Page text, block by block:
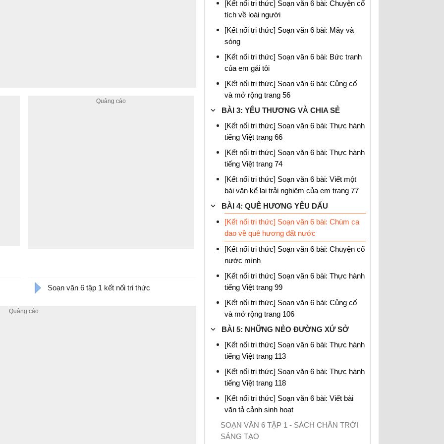
Soạn văn 6 tập 1 kết nối tri thức
[Kết nối tri thức] Soạn văn 6 bài: Chuyện cổ
tích về loài người
[Kết nối tri thức] Soạn văn 6 bài: Mây và
sóng
[Kết nối tri thức] Soạn văn 6 bài: Bức tranh
của em gái tôi
[Kết nối tri thức] Soạn văn 6 bài: Củng cố
và mở rộng trang 56
BÀI 3: YÊU THƯƠNG VÀ CHIA SẺ
[Kết nối tri thức] Soạn văn 6 bài: Thực hành
tiếng Việt trang 66
[Kết nối tri thức] Soạn văn 6 bài: Thực hành
tiếng Việt trang 74
[Kết nối tri thức] Soạn văn 6 bài: Viết một
bài văn kể lại trải nghiệm của em trang 77
BÀI 4: QUÊ HƯƠNG YÊU DẤU
[Kết nối tri thức] Soạn văn 6 bài: Chùm ca
dao về quê hương đất nước
[Kết nối tri thức] Soạn văn 6 bài: Chuyện cổ
nước mình
[Kết nối tri thức] Soạn văn 6 bài: Thực hành
tiếng Việt trang 99
[Kết nối tri thức] Soạn văn 6 bài: Củng cố
và mở rộng trang 106
BÀI 5: NHỮNG NẺO ĐƯỜNG XỨ SỞ
[Kết nối tri thức] Soạn văn 6 bài: Thực hành
tiếng Việt trang 113
[Kết nối tri thức] Soạn văn 6 bài: Thực hành
tiếng Việt trang 118
[Kết nối tri thức] Soạn văn 6 bài: Viết bài
văn tả cảnh sinh hoạt
SOẠN VĂN 6 TẬP 1 - SÁCH CHÂN TRỜI
SÁNG TẠO